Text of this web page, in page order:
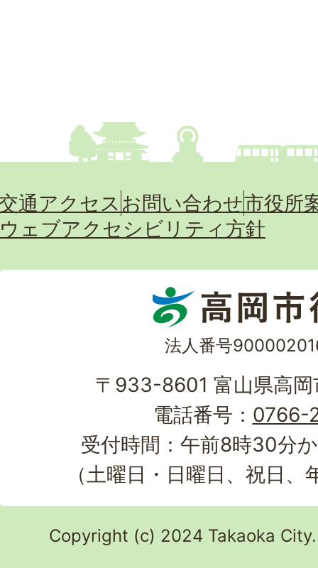
通アクセス お問い合わせ市役所
ウェブアクセシビリティ方針
法人番号
〒933-8601 富山県高
電話番号： 0766-
受付時間：午前8時30分
（土曜日・日曜日、祝日
Copyright (c) 2024 Takaoka